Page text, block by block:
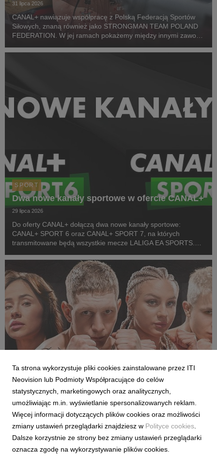
31 lipca 2026
CANAL+ nawiązuje współpracę z Polską Federacją Sportów
Siłowych, znaną również jako STRONGMAN TEAM POLAND
FEDERATION. W jej ramach pokażemy między innymi zawody
Pierwszym wydarzeniem prezentowanym w CANAL+ SPORT 5
SPORT
Dwa nowe kanały sportowe w ofercie CANAL+
29 lipca 2026
Do oferty CANAL+ dołączą dwa nowe kanały sportowe:
CANAL+ SPORT 6 oraz CANAL+ SPORT 7, na których
transmitowane będą wszystkie mecze LALIGA EA SPORTS.
pierwszej kolejki sezonu 2026/27 ligi hiszpańskiej, po formaln...
SPORT
Pełne walki półfinałowe „Projekt Fighter” już
w serwisie streamingowym CANAL+
29 lipca 2026
W serwisie streamingowym CANAL+ opublikowano dodatkowy,
bonusowy odcinek programu „Projekt Fighter”. Odpowiadając
na oczekiwania fanów MMA, CANAL+ udostępnił pełny
Ta strona wykorzystuje pliki cookies zainstalowane przez ITI
Neovision lub Podmioty Współpracujące do celów
statystycznych, marketingowych oraz analitycznych,
umożliwiając m.in. wyświetlanie spersonalizowanych reklam.
Więcej informacji dotyczących plików cookies oraz możliwości
zmiany ustawień przeglądarki znajdziesz w Polityce cookies
Dalsze korzystnie ze strony bez zmiany ustawień przeglądarki
oznacza zgodę na wykorzystywanie plików cookies.